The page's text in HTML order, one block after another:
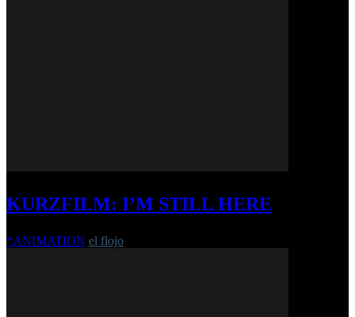
KURZFILM: I’M STILL HERE
*ANIMATION el flojo